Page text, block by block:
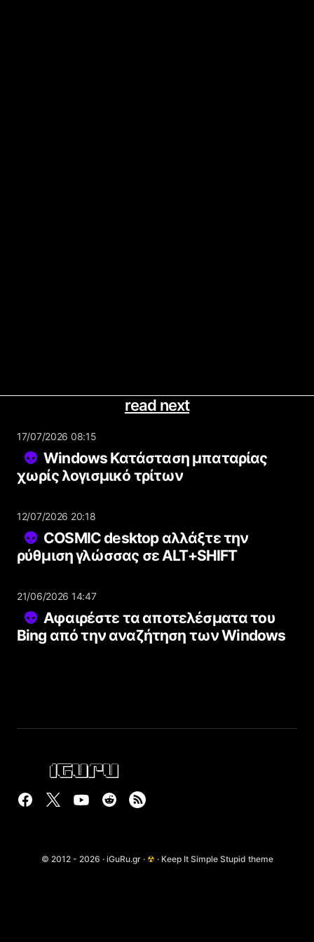
read next
17/07/2026 08:15
Windows Κατάσταση μπαταρίας
χωρίς λογισμικό τρίτων
12/07/2026 20:18
COSMIC desktop αλλάξτε την
ρύθμιση γλώσσας σε ALT+SHIFT
21/06/2026 14:47
Αφαιρέστε τα αποτελέσματα του
Bing από την αναζήτηση των Windows
© 2012 - 2026 · iGuRu.gr · ☢ · Keep It Simple Stupid theme